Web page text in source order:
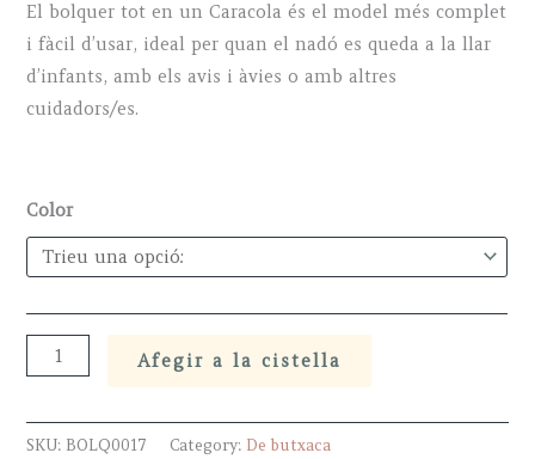
El bolquer tot en un Caracola és el model més complet
i fàcil d’usar, ideal per quan el nadó es queda a la llar
d’infants, amb els avis i àvies o amb altres
cuidadors/es.
Color
Caracola
llis
de
Afegir a la cistella
SKU: BOLQ0017 Category: De butxaca